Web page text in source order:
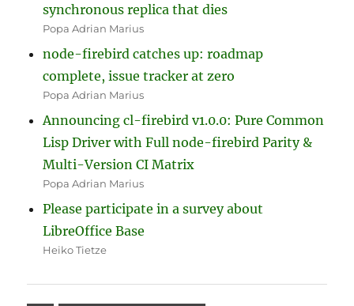
synchronous replica that dies
Popa Adrian Marius
node-firebird catches up: roadmap
complete, issue tracker at zero
Popa Adrian Marius
Announcing cl-firebird v1.0.0: Pure Common
Lisp Driver with Full node-firebird Parity &
Multi-Version CI Matrix
Popa Adrian Marius
Please participate in a survey about
LibreOffice Base
Heiko Tietze